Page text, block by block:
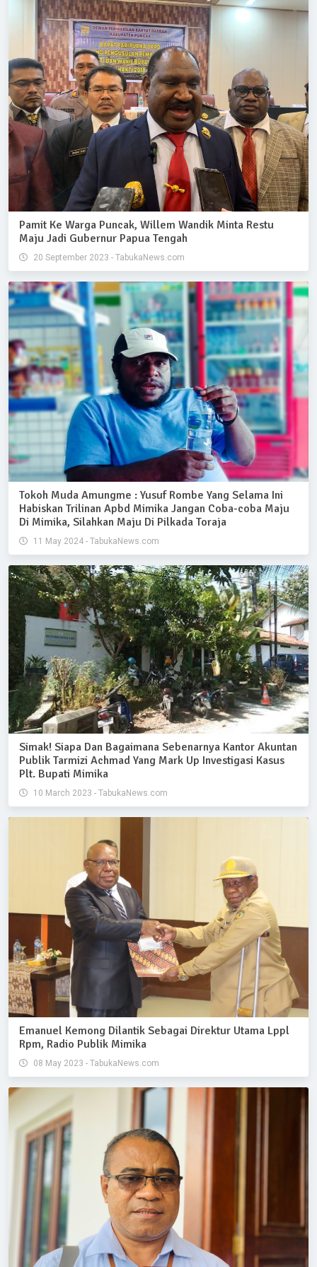
Pamit Ke Warga Puncak, Willem Wandik Minta Restu
Maju Jadi Gubernur Papua Tengah
20 September 2023 - TabukaNews.com
Tokoh Muda Amungme : Yusuf Rombe Yang Selama Ini
Habiskan Trilinan Apbd Mimika Jangan Coba-coba Maju
Di Mimika, Silahkan Maju Di Pilkada Toraja
11 May 2024 - TabukaNews.com
Simak! Siapa Dan Bagaimana Sebenarnya Kantor Akuntan
Publik Tarmizi Achmad Yang Mark Up Investigasi Kasus
Plt. Bupati Mimika
10 March 2023 - TabukaNews.com
Emanuel Kemong Dilantik Sebagai Direktur Utama Lppl
Rpm, Radio Publik Mimika
08 May 2023 - TabukaNews.com